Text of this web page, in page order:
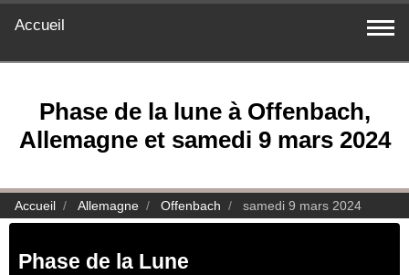
Accueil
Phase de la lune à Offenbach,
Allemagne et samedi 9 mars 2024
Accueil Allemagne Offenbach samedi 9 mars 2024
Phase de la Lune